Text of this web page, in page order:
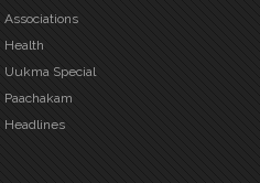
Associations
Health
Uukma Special
Paachakam
Headlines